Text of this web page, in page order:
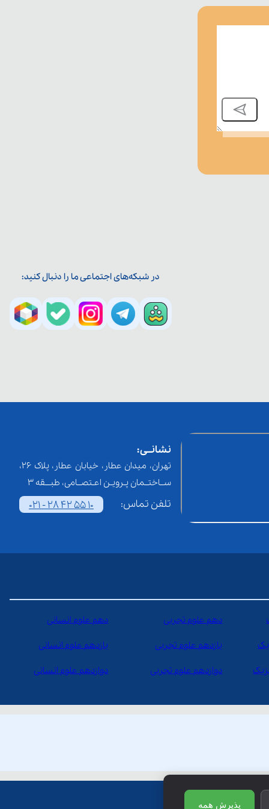
در شبکه‌های اجتماعی ما را دنبال کنید:
نشانــی:
تهران، میدان عطار، خیابان عطار، پلاک 26،
ســاختــمان پـرویـن اعـتصــامی، طبـــقه 3
تلفن تماس: 021 - 28 42 55 10
دهم علوم تجربی دهم علوم انسانی
یازدهم علوم تجربی یازدهم علوم انسانی
دوازدهم علوم تجربی دوازدهم علوم انسانی
پذیرش همه